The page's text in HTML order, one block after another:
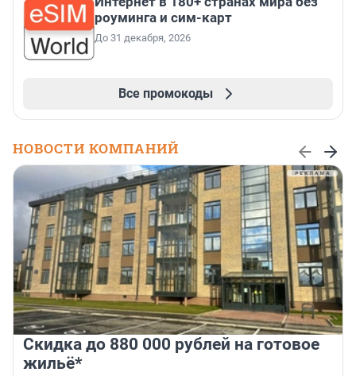
роуминга и сим-карт
До 31 декабря, 2026
Все промокоды
НОВОСТИ КОМПАНИЙ
Скидка до 880 000 рублей на готовое
жильё*